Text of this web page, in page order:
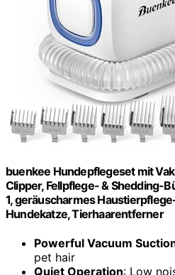
buenkee Hundepflegeset mit
Clipper, Fellpflege- & Shedding-
1, geräuscharmes
Hundekatze, Tierhaarentferner
Powerful Vacuum
pet hair
Quiet Operation: Low